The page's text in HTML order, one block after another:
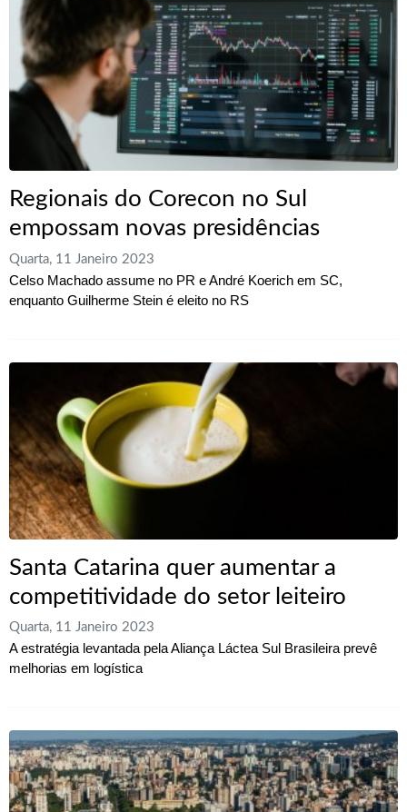
Regionais do Corecon no Sul
empossam novas presidências
Quarta, 11 Janeiro 2023
Celso Machado assume no PR e André Koerich em SC,
enquanto Guilherme Stein é eleito no RS
Santa Catarina quer aumentar a
competitividade do setor leiteiro
Quarta, 11 Janeiro 2023
A estratégia levantada pela Aliança Láctea Sul Brasileira prevê
melhorias em logística